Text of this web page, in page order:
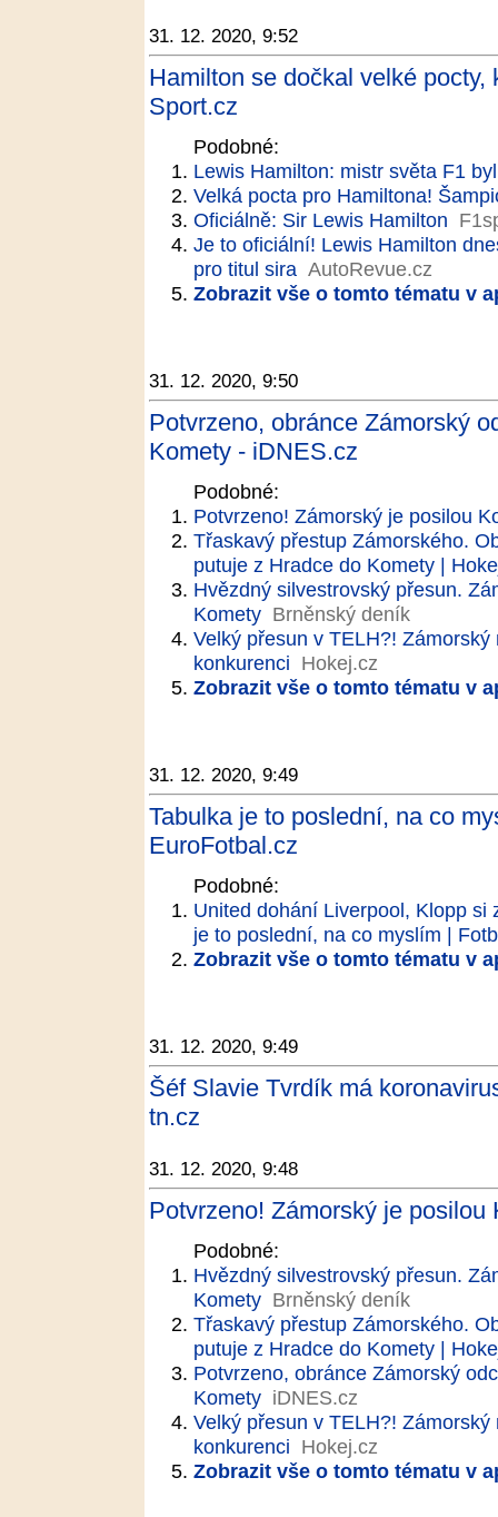
31. 12. 2020, 9:52
Hamilton se dočkal velké
Sport.cz
Podobné:
Lewis Hamilton: mistr světa F1
Velká pocta pro Hamiltona!
Oficiálně: Sir Lewis Hamilton
Je to oficiální! Lewis Hamilton
pro titul sira AutoRevue.cz
Zobrazit vše o tomto tématu v
31. 12. 2020, 9:50
Potvrzeno, obránce Zámorský
Komety - iDNES.cz
Podobné:
Potvrzeno! Zámorský je posilou
Třaskavý přestup Zámorského.
putuje z Hradce do Komety |
Hvězdný silvestrovský přesun.
Komety Brněnský deník
Velký přesun v TELH?!
konkurenci Hokej.cz
Zobrazit vše o tomto tématu v
31. 12. 2020, 9:49
Tabulka je to poslední, na co
EuroFotbal.cz
Podobné:
United dohání Liverpool, Klopp si
je to poslední, na co myslím |
Zobrazit vše o tomto tématu v
31. 12. 2020, 9:49
Šéf Slavie Tvrdík má
tn.cz
31. 12. 2020, 9:48
Potvrzeno! Zámorský je posilou
Podobné:
Hvězdný silvestrovský přesun.
Komety Brněnský deník
Třaskavý přestup Zámorského.
putuje z Hradce do Komety |
Potvrzeno, obránce Zámorský
Komety iDNES.cz
Velký přesun v TELH?!
konkurenci Hokej.cz
Zobrazit vše o tomto tématu v